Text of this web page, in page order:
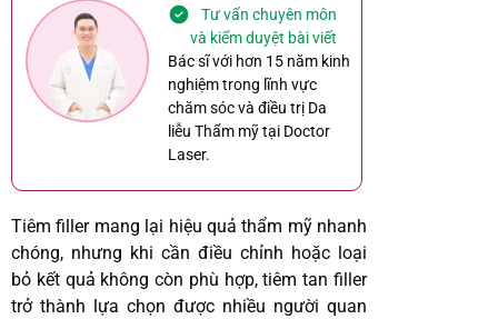
Tư vấn chuyên môn
và kiểm duyệt bài viết
Bác sĩ với hơn 15 năm kinh
nghiệm trong lĩnh vực
chăm sóc và điều trị Da
liễu Thẩm mỹ tại Doctor
Laser.
Tiêm filler mang lại hiệu quả thẩm mỹ nhanh
chóng, nhưng khi cần điều chỉnh hoặc loại
bỏ kết quả không còn phù hợp, tiêm tan filler
trở thành lựa chọn được nhiều người quan